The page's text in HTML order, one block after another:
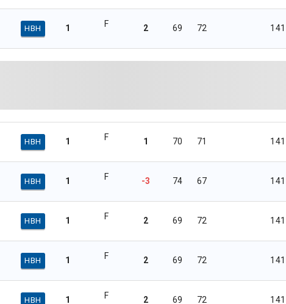
HBH 1 F 2 69 72 141
HBH 1 F 1 70 71 141
HBH 1 F -3 74 67 141
HBH 1 F 2 69 72 141
HBH 1 F 2 69 72 141
HBH 1 F 2 69 72 141